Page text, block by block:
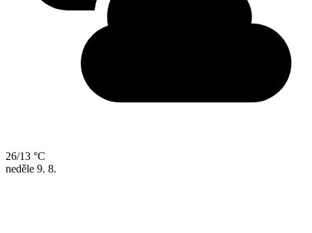
26/13 °C
neděle 9. 8.